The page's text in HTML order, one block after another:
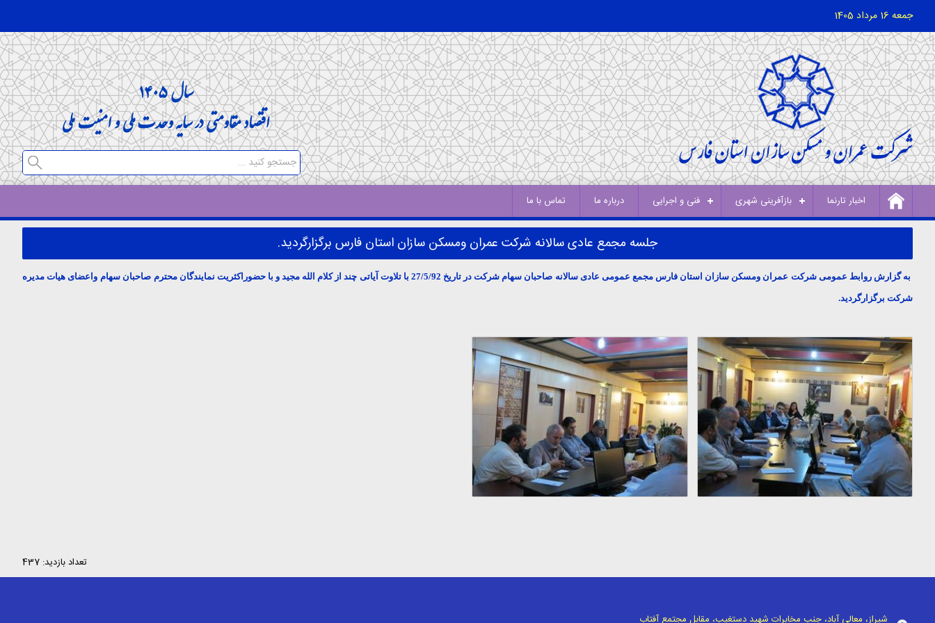
جمعه 16 مرداد 1405
اخبار تارنما بازآفرینی شهری فنی و اجرایی درباره ما تماس با ما
جلسه مجمع عادی سالانه شرکت عمران ومسکن سازان استان فارس برگزارگردید.
به گزارش روابط عمومی شرکت عمران ومسکن سازان استان فارس مجمع عمومی عادی سالانه صاحبان سهام شرکت در تاریخ 27/5/92 با تلاوت آیاتی چند از کلام الله مجید و با حضوراکثریت نمایندگان محترم صاحبان سهام واعضای هیات مدیره
شرکت برگزارگردید.
تعداد بازدید: 437
شیراز، معالی آباد، جنب مخابرات شهید دستغیب، مقابل مجتمع آفتاب